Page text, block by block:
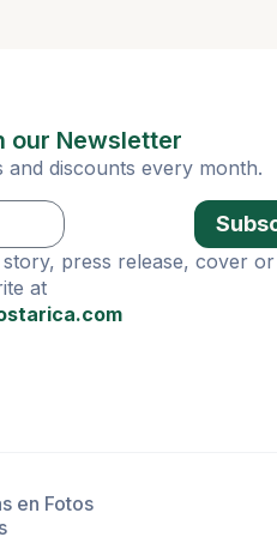
our Newsletter
and discounts every month.
press release, cover or
at
en Fotos